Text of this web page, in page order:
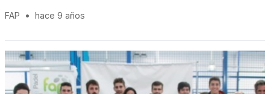
FAP • hace 9 años